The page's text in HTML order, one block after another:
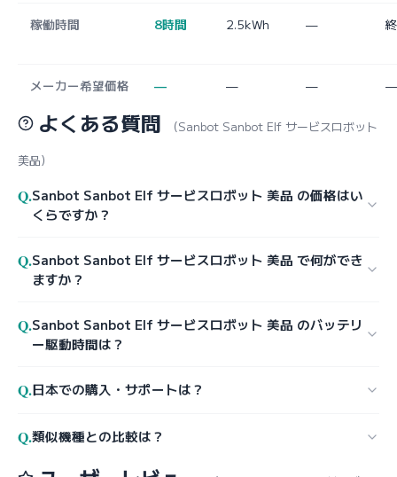
稼働時間 8時間 2.5kWh —
メーカー希望価格 — — — —
よくある質問
（Sanbot Sanbot Elf サービスロボット
美品）
Q.Sanbot Sanbot Elf サービスロボット 美品 の価格はい
くらですか？
Q.Sanbot Sanbot Elf サービスロボット 美品 で何ができ
ますか？
Q.Sanbot Sanbot Elf サービスロボット 美品 のバッテリ
ー駆動時間は？
Q.日本での購入・サポートは？
Q.類似機種との比較は？